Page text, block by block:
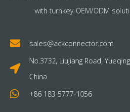
with turnkey OEM/ODM
sales@ackconnector.com
No.3732, Liujiang Road,
China
+86 183-5777-1056